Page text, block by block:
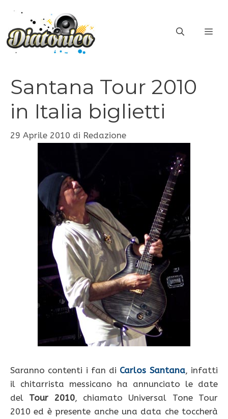
contenuto
Santana Tour 2010
in Italia biglietti
29 Aprile 2010 di Redazione
Saranno contenti i fan di Carlos Santana, infatti
il chitarrista messicano ha annunciato le date
del Tour 2010, chiamato Universal Tone Tour
2010 ed è presente anche una data che toccherà